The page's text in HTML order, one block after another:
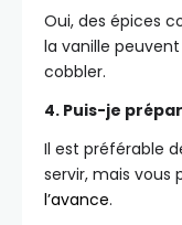
Oui, des épices
la vanille
cobbler.
4. Puis-je
Il est préférable
servir, mais vous
l’avance.